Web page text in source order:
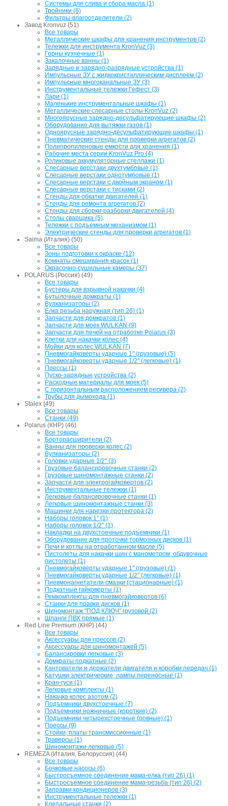
Системы для слива и сбора масла (1)
Тройники (6)
Фильтры-влагоотделители (2)
Завод Kronvuz (51)
Все товары
Металлические шкафы для хранения инструментов (2)
Тележки для инструмента KronVuz (3)
Горны кузнечные (1)
Закалочные ванны (1)
Зарядные и зарядно-разрядные устройства (1)
Импульсные ЗУ с жидкокристаллическим дисплеем (2)
Импульсные многоканальные ЗУ (3)
Инструментальные тележки Гефест (3)
Лари (1)
Маленькие инструментальные шкафы (1)
Металлические слесарные столы KronVuz (2)
Многоярусные зарядно-десульфатирующие шкафы (2)
Оборудование для вытяжки газов (1)
Одноярусные зарядно-десульфатирующие шкафы (1)
Пневматические стенды для проверки агрегатов (2)
Полипропиленовые емкости для хранения (1)
Рабочие места серии KronVuz Pro (4)
Роликовые аккумуляторные стеллажи (1)
Слесарные верстаки двухтумбовые (1)
Слесарные верстаки однотумбовые (1)
Слесарные верстаки с двойным экраном (1)
Слесарные верстаки с тисками (2)
Стенды для обкатки двигателей (1)
Стенды для ремонта агрегатов (2)
Стенды для сборки-разборки двигателей (4)
Столы сварщика (5)
Тележки с подъемным механизмом (1)
Электрические стенды для проверки агрегатов (1)
Saima (Италия) (50)
Все товары
Зоны подготовки к окраске (12)
Комнаты смешивания красок (1)
Окрасочно-сушильные камеры (37)
POLARUS (Россия) (49)
Все товары
Бустеры для взрывной накачки (4)
Бутылочные домкраты (1)
Вулканизаторы (2)
Елка резьба наружная (тип 26) (1)
Запчасти для домкратов (1)
Запчасти для моек WULKAN (9)
Запчасти для печей на отработке Polarus (3)
Клетки для накачки колес (4)
Мойки для колес WULKAN (7)
Пневмогайковерты ударные 1" (грузовые) (5)
Пневмогайковерты ударные 1/2" (легковые) (1)
Прессы (1)
Пуско-зарядные устройства (2)
Расходные материалы для моек (5)
С горизонтальным расположением ресивера (2)
Трубы для дымохода (1)
Stalex (49)
Все товары
Станки (49)
Polarus (КНР) (46)
Все товары
Борторасширители (2)
Ванны для проверки колес (2)
Вулканизаторы (2)
Головки ударные 1/2" (3)
Грузовые балансировочные станки (2)
Грузовые шиномонтажные станки (2)
Запчасти для электрогайковертов (2)
Инструментальные тележки (1)
Легковые балансировочные станки (1)
Легковые шиномонтажные станки (3)
Машинки для нарезки протектора (2)
Наборы головок 1" (1)
Наборы головок 1/2" (1)
Накладки на двухстоечные подъемники (1)
Оборудование для проточки тормозных дисков (1)
Печи и котлы на отработанном масле (5)
Пистолеты для накачки шин с манометром, обдувочные
пистолеты (1)
Пневмогайковерты ударные 1" (грузовые) (1)
Пневмогайковерты ударные 1/2" (легковые) (1)
Пневмонагнетатели смазки (стационарные) (1)
Подкатные гайковерты (1)
Ремкомплекты для пневмогайковертов (6)
Станки для правки дисков (1)
Шиномонтаж "ПОД КЛЮЧ" грузовой (2)
Шланги ПВХ прямые (1)
Red Line Premium (КНР) (44)
Все товары
Аксессуары для прессов (2)
Аксессуары для шиномонтажей (5)
Балансировки легковые (3)
Домкраты подкатные (2)
Кантователи и держатели двигателя и коробки передач (1)
Катушки электрические, лампы переносные (1)
Кран-гуси (1)
Легковые комплекты (1)
Накачка колес азотом (2)
Подъемники двухстоечные (7)
Подъемники ножничные (короткие) (2)
Подъемники четырехстоечные (ровные) (1)
Прессы (9)
Стойки, платы трансмиссионные (1)
Траверсы (1)
Шиномонтажи легковые (5)
REMEZA (Италия, Белоруссия) (44)
Все товары
Бочковые насосы (6)
Быстросъемное соединение мама-елка (тип 26) (1)
Быстросъемное соединение мама-резьба (тип 26) (2)
Заправки кондиционеров (3)
Инструментальные тележки (1)
Клепальные станки (2)